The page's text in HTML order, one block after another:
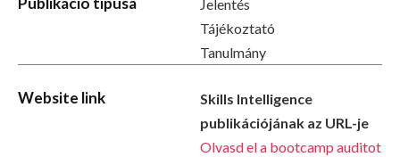
Jelentés
Tájékoztató
Tanulmány
Website link
Skills Intelligence
publikációjának az URL-je
Olvasd el a bootcamp auditot